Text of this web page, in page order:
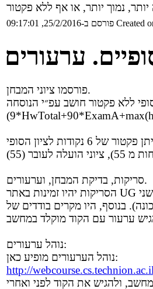
פורסם ב-25/2/2016, 09:17:01 Created
ערעורים
פורסמו ציוני המבחן.
סריקות, בדיקת המבחן, וערעורים.
בנוסף, היו מקרים בודדים של
נוהל ערעורים:
נוהל הערעורים מופיע כאן:
http://
ולהגיש את הקוד לפני ואחרי